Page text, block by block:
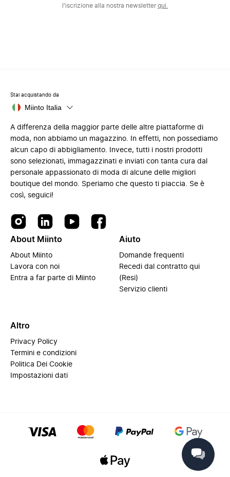
l'iscrizione alla nostra newsletterqui.
Stai acquistando da
Miinto Italia
A differenza della maggior parte delle altre piattaforme di
moda, non abbiamo un magazzino. In effetti, non possediamo
alcun capo di abbigliamento. Invece, tutti i nostri prodotti
sono selezionati, immagazzinati e inviati con tanta cura dal
personale appassionato di moda di alcune delle migliori
boutique del mondo. Speriamo che questo ti piaccia. Se è
così, seguici!
About Miinto
About Miinto
Lavora con noi
Entra a far parte di Miinto
Aiuto
Domande frequenti
Recedi dal contratto qui
(Resi)
Servizio clienti
Altro
Privacy Policy
Termini e condizioni
Politica Dei Cookie
Impostazioni dati